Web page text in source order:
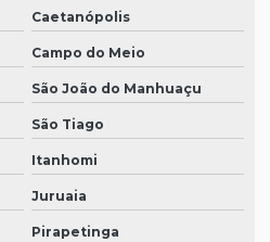
Caetanópolis
Campo do Meio
São João do Manhuaçu
São Tiago
Itanhomi
Juruaia
Pirapetinga